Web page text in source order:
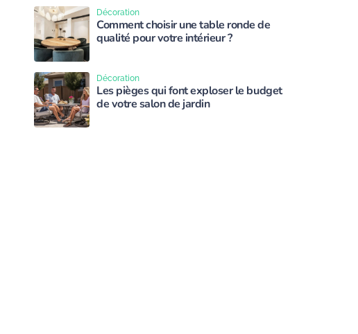
Comment choisir une table ronde de
qualité pour votre intérieur ?
Décoration
Les pièges qui font exploser le budget
de votre salon de jardin
Décoration